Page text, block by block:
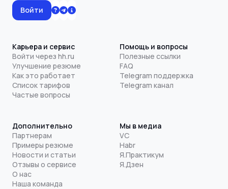
Войти
Карьера и сервис
Войти через hh.ru
Улучшение резюме
Как это работает
Список тарифов
Частые вопросы
Помощь и вопросы
Полезные ссылки
FAQ
Telegram поддержка
Telegram канал
Дополнительно
Партнерам
Примеры резюме
Новости и статьи
Отзывы о сервисе
О нас
Наша команда
Мы в медиа
VC
Habr
Я.Практикум
Я.Дзен